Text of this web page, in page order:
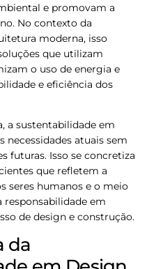
e promovam a
No contexto da
moderna, isso
que utilizam
o uso de energia e
e eficiência dos
a sustentabilidade em
necessidades atuais sem
futuras. Isso se concretiza
que refletem a
seres humanos e o meio
em
de design e construção.
da